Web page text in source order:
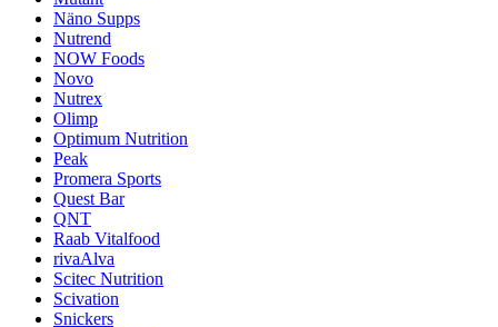
Näno Supps
Nutrend
NOW Foods
Novo
Nutrex
Olimp
Optimum Nutrition
Peak
Promera Sports
Quest Bar
QNT
Raab Vitalfood
rivaAlva
Scitec Nutrition
Scivation
Snickers